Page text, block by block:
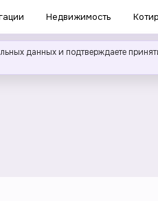
Недвижимость
данных и подтверждаете